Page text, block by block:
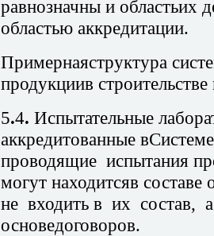
равнозначны и областьих
областью аккредитации.
Примернаяструктура
продукциив
5.4. Испытательные
аккредитованные
проводящие испытания
могут находитсяв
не входить в их состав, а
основедоговоров.